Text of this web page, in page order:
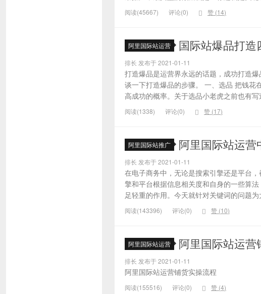
阅读(45667) 评论(0) 赞 (14)
阿里国际站运营 国际站爆品打造
排长 发布于 2021-01-11
打造爆品是运营界永远的话题，成功打造
谈一下打造爆品的步骤。 一、选品 把钱花
高成功的概率。关于选品小老虎之前也有
阅读(1338) 评论(0) 赞 (17)
阿里国际站推广 阿里国际站运
排长 发布于 2021-01-11
在电子商务中，无论是搜索引擎还是平台
擎和平台根据信息相关度和自身的一些算
足轻重的作用。今天就针对关键词的问题
阅读(143396) 评论(0) 赞 (10)
阿里国际站运营 阿里国际站运营
排长 发布于 2021-01-11
阿里国际站运营铺货实操流程
阅读(155516) 评论(0) 赞 (4)